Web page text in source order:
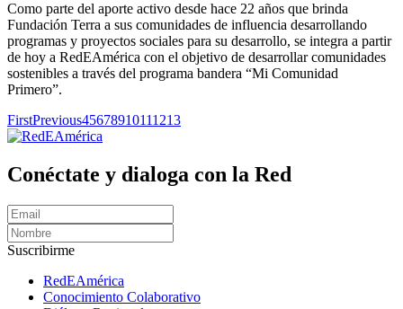
Como parte del aporte activo desde hace 22 años que brinda
Fundación Terra a sus comunidades de influencia desarrollando
programas y proyectos sociales para su desarrollo, se integra a partir
de hoy a RedEAmérica con el objetivo de desarrollar comunidades
sostenibles a través del programa bandera “Mi Comunidad
Primero”.
FirstPrevious45678910111213
Conéctate y dialoga con la Red
Suscribirme
RedEAmérica
Conocimiento Colaborativo